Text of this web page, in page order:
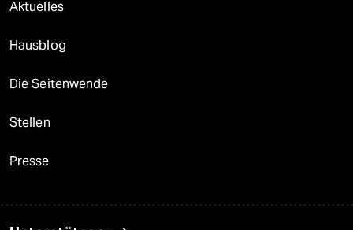
Aktuelles
Hausblog
Die Seitenwende
Stellen
Presse